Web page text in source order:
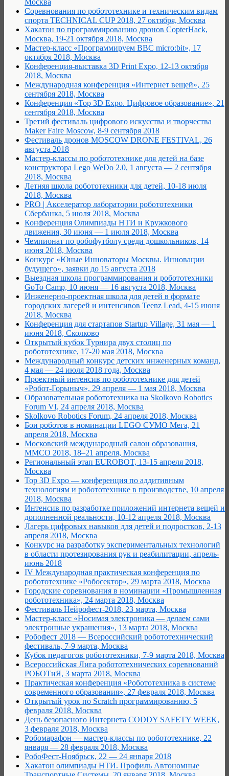
Москва
Соревнования по робототехнике и техническим видам
спорта TECHNICAL CUP 2018, 27 октября, Москва
Хакатон по программированию дронов CopterHack,
Москва, 19-21 октября 2018, Москва
Мастер-класс «Программируем BBC micro:bit», 17
октября 2018, Москва
Конференция-выставка 3D Print Expo, 12-13 октября
2018, Москва
Международная конференция «Интернет вещей», 25
сентября 2018, Москва
Конференция «Top 3D Expo. Цифровое образование», 21
сентября 2018, Москва
Третий фестиваль цифрового искусства и творчества
Maker Faire Moscow, 8-9 сентября 2018
Фестиваль дронов MOSCOW DRONE FESTIVAL, 26
августа 2018
Мастер-классы по робототехнике для детей на базе
конструктора Lego WeDo 2.0, 1 августа — 2 сентября
2018, Москва
Летняя школа робототехники для детей, 10-18 июля
2018, Москва
PRO | Акселератор лаборатории робототехники
Сбербанка, 5 июля 2018, Москва
Конференция Олимпиады НТИ и Кружкового
движения, 30 июня — 1 июля 2018, Москва
Чемпионат по робофутболу среди дошкольников, 14
июня 2018, Москва
Конкурс «Юные Инноваторы Москвы. Инновации
будущего», заявки до 15 августа 2018
Выездная школа программирования и робототехники
GoTo Camp, 10 июня — 16 августа 2018, Москва
Инженерно-проектная школа для детей в формате
городских лагерей и интенсивов Teenz Lead, 4-15 июня
2018, Москва
Конференция для стартапов Startup Village, 31 мая — 1
июня 2018, Сколково
Открытый кубок Турнира двух столиц по
робототехнике, 17-20 мая 2018, Москва
Международный конкурс детских инженерных команд,
4 мая — 24 июля 2018 года, Москва
Проектный интенсив по робототехнике для детей
«Робот-Горыныч», 29 апреля — 1 мая 2018, Москва
Образовательная робототехника на Skolkovo Robotics
Forum VI, 24 апреля 2018, Москва
Skolkovo Robotics Forum, 24 апреля 2018, Москва
Бои роботов в номинации LEGO СУМО Мега, 21
апреля 2018, Москва
Московский международный салон образования,
ММСО 2018, 18–21 апреля, Москва
Региональный этап EUROBOT, 13-15 апреля 2018,
Москва
Top 3D Expo — конференция по аддитивным
технологиям и робототехнике в производстве, 10 апреля
2018, Москва
Интенсив по разработке приложений интернета вещей и
дополненной реальности, 10-12 апреля 2018, Москва
Лагерь цифровых навыков для детей и подростков, 2-13
апреля 2018, Москва
Конкурс на разработку экспериментальных технологий
в области протезирования рук и реабилитации, апрель-
июнь 2018
IV Международная практическая конференция по
робототехнике «Робосектор», 29 марта 2018, Москва
Городские соревнования в номинации «Промышленная
робототехника», 24 марта 2018, Москва
Фестиваль Нейрофест-2018, 23 марта, Москва
Мастер-класс «Носимая электроника — делаем сами
электронные украшения», 13 марта 2018, Москва
Робофест 2018 — Всероссийский робототехнический
фестиваль, 7-9 марта, Москва
Кубок педагогов робототехники, 7-9 марта 2018, Москва
Всероссийская Лига робототехнических соревнований
РОБОТиЯ, 3 марта 2018, Москва
Практическая конференция «Робототехника в системе
современного образования», 27 февраля 2018, Москва
Открытый урок по Scratch программированию, 5
февраля 2018, Москва
День безопасного Интернета CODDY SAFETY WEEK,
3 февраля 2018, Москва
Робомарафон — мастер-классы по робототехнике, 22
января — 28 февраля 2018, Москва
РобоФест-Ноябрьск, 22 — 24 января 2018
Хакатон олимпиады НТИ. Профиль Автономные